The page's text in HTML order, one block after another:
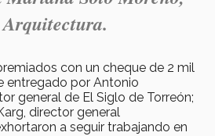
con un cheque de 2 mil
entregado por Antonio
general de El Siglo de Torreón;
director general
a seguir trabajando en